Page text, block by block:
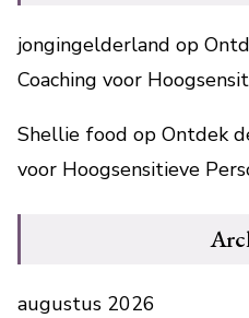
jongingelderland op
Coaching voor
Shellie food op Ontdek
voor Hoogsensitieve
augustus 2026